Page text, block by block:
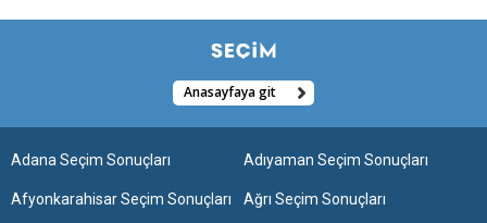
Anasayfaya git
Adana Seçim Sonuçları Adıyaman Seçim Sonuçları
Afyonkarahisar Seçim Sonuçları Ağrı Seçim Sonuçları